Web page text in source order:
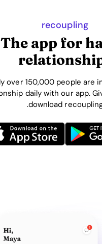
recoupling
The app for
over 150,000 people are
daily with our app.
download